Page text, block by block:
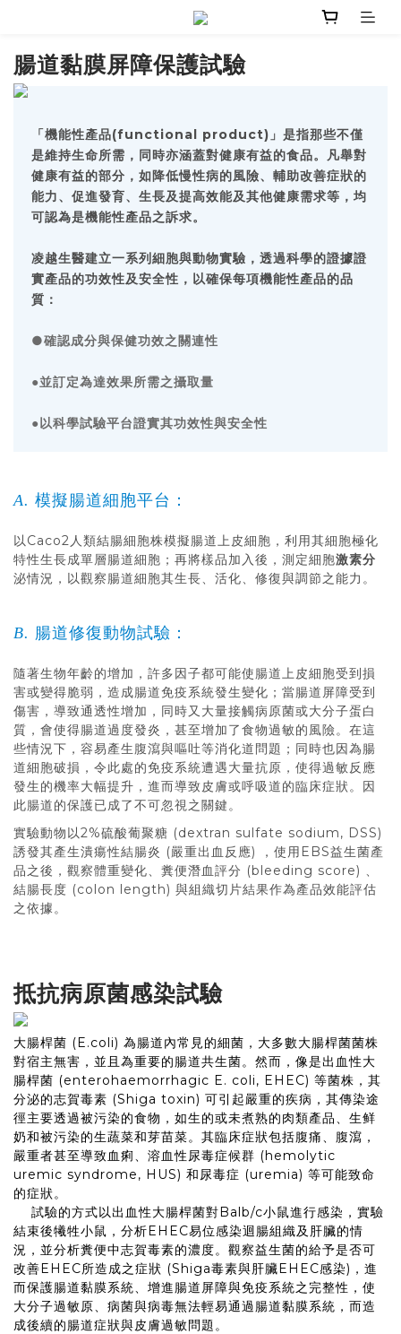
腸道黏膜屏障保護試驗
「機能性產品(functional product)」是指那些不僅
是維持生命所需，同時亦涵蓋對健康有益的食品。凡舉對
健康有益的部分，如降低慢性病的風險、輔助改善症狀的
能力、促進發育、生長及提高效能及其他健康需求等，均
可認為是機能性產品之訴求。
凌越生醫建立一系列細胞與動物實驗，透過科學的證據證
實產品的功效性及安全性，以確保每項機能性產品的品
質：
●確認成分與保健功效之關連性
●並訂定為達效果所需之攝取量
● 以科學試驗平台證實其功效性與安全性
A. 模擬腸道細胞平台：
以Caco2人類結腸細胞株模擬腸道上皮細胞，利用其細胞極化
特性生長成單層腸道細胞；再將樣品加入後，測定細胞激素分
泌情況，以觀察腸道細胞其生長、活化、修復與調節之能力。
B. 腸道修復動物試驗：
隨著生物年齡的增加，許多因子都可能使腸道上皮細胞受到損
害或變得脆弱，造成腸道免疫系統發生變化；當腸道屏障受到
傷害，導致通透性增加，同時又大量接觸病原菌或大分子蛋白
質，會使得腸道過度發炎，甚至增加了食物過敏的風險。在這
些情況下，容易產生腹瀉與嘔吐等消化道問題；同時也因為腸
道細胞破損，令此處的免疫系統遭遇大量抗原，使得過敏反應
發生的機率大幅提升，進而導致皮膚或呼吸道的臨床症狀。因
此腸道的保護已成了不可忽視之關鍵。
實驗動物以2%硫酸葡聚糖 (dextran sulfate sodium, DSS)
誘發其產生潰瘍性結腸炎 (嚴重出血反應) ，使用EBS益生菌產
品之後，觀察體重變化、糞便潛血評分 (bleeding score) 、
結腸長度 (colon length) 與組織切片結果作為產品效能評估
之依據。
抵抗病原菌感染試驗
大腸桿菌 (E.coli) 為腸道內常見的細菌，大多數大腸桿菌菌株
對宿主無害，並且為重要的腸道共生菌。然而，像是出血性大
腸桿菌 (enterohaemorrhagic E. coli, EHEC) 等菌株，其
分泌的志賀毒素 (Shiga toxin) 可引起嚴重的疾病，其傳染途
徑主要透過被污染的食物，如生的或未煮熟的肉類產品、生鲜
奶和被污染的生蔬菜和芽苗菜。其臨床症狀包括腹痛、腹瀉，
嚴重者甚至導致血痢、溶血性尿毒症候群 (hemolytic
uremic syndrome, HUS) 和尿毒症 (uremia) 等可能致命
的症狀。
試驗的方式以出血性大腸桿菌對Balb/c小鼠進行感染，實驗
結束後犧牲小鼠，分析EHEC易位感染迴腸組織及肝臟的情
況，並分析糞便中志賀毒素的濃度。觀察益生菌的給予是否可
改善EHEC所造成之症狀 (Shiga毒素與肝臟EHEC感染)，進
而保護腸道黏膜系統、增進腸道屏障與免疫系統之完整性，使
大分子過敏原、病菌與病毒無法輕易通過腸道黏膜系統，而造
成後續的腸道症狀與皮膚過敏問題。